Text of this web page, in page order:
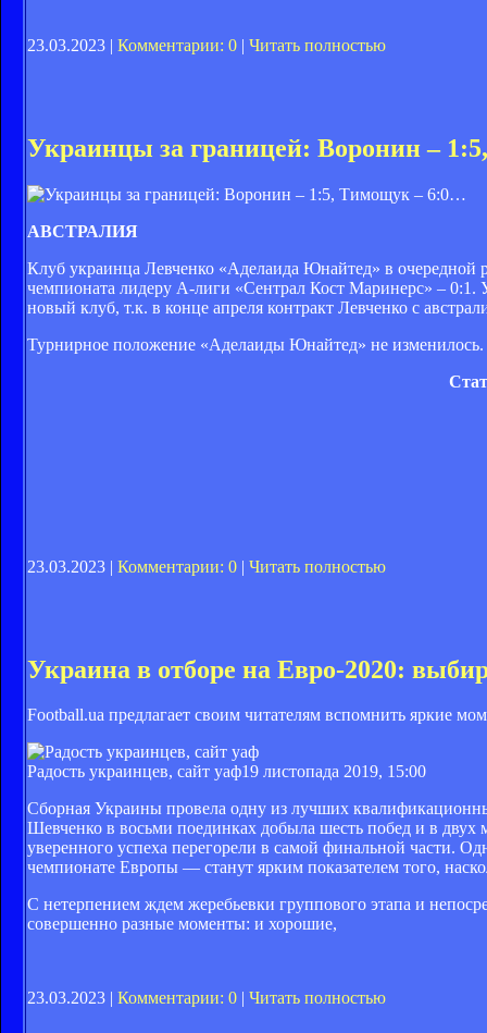
23.03.2023 | Комментарии: 0 | Читать полностью
Украинцы за границей: Воронин –
АВСТРАЛИЯ
Клуб украинца Левченко «Аделаида Юнайтед» в очередной
чемпионата лидеру А-лиги «Сентрал Кост Маринерс» – 0:1.
новый клуб, т.к. в конце апреля контракт Левченко с
Турнирное положение «Аделаиды Юнайтед» не
23.03.2023 | Комментарии: 0 | Читать полностью
Украина в отборе на Евро-2020:
Football.ua предлагает своим читателям вспомнить яркие
Радость украинцев, сайт уаф19 листопада 2019, 15:00
Сборная Украины провела одну из лучших
Шевченко в восьми поединках добыла шесть побед и в
уверенного успеха перегорели в самой финальной части.
чемпионате Европы — станут ярким показателем того,
С нетерпением ждем жеребьевки группового этапа и
совершенно разные моменты: и хорошие,
23.03.2023 | Комментарии: 0 | Читать полностью